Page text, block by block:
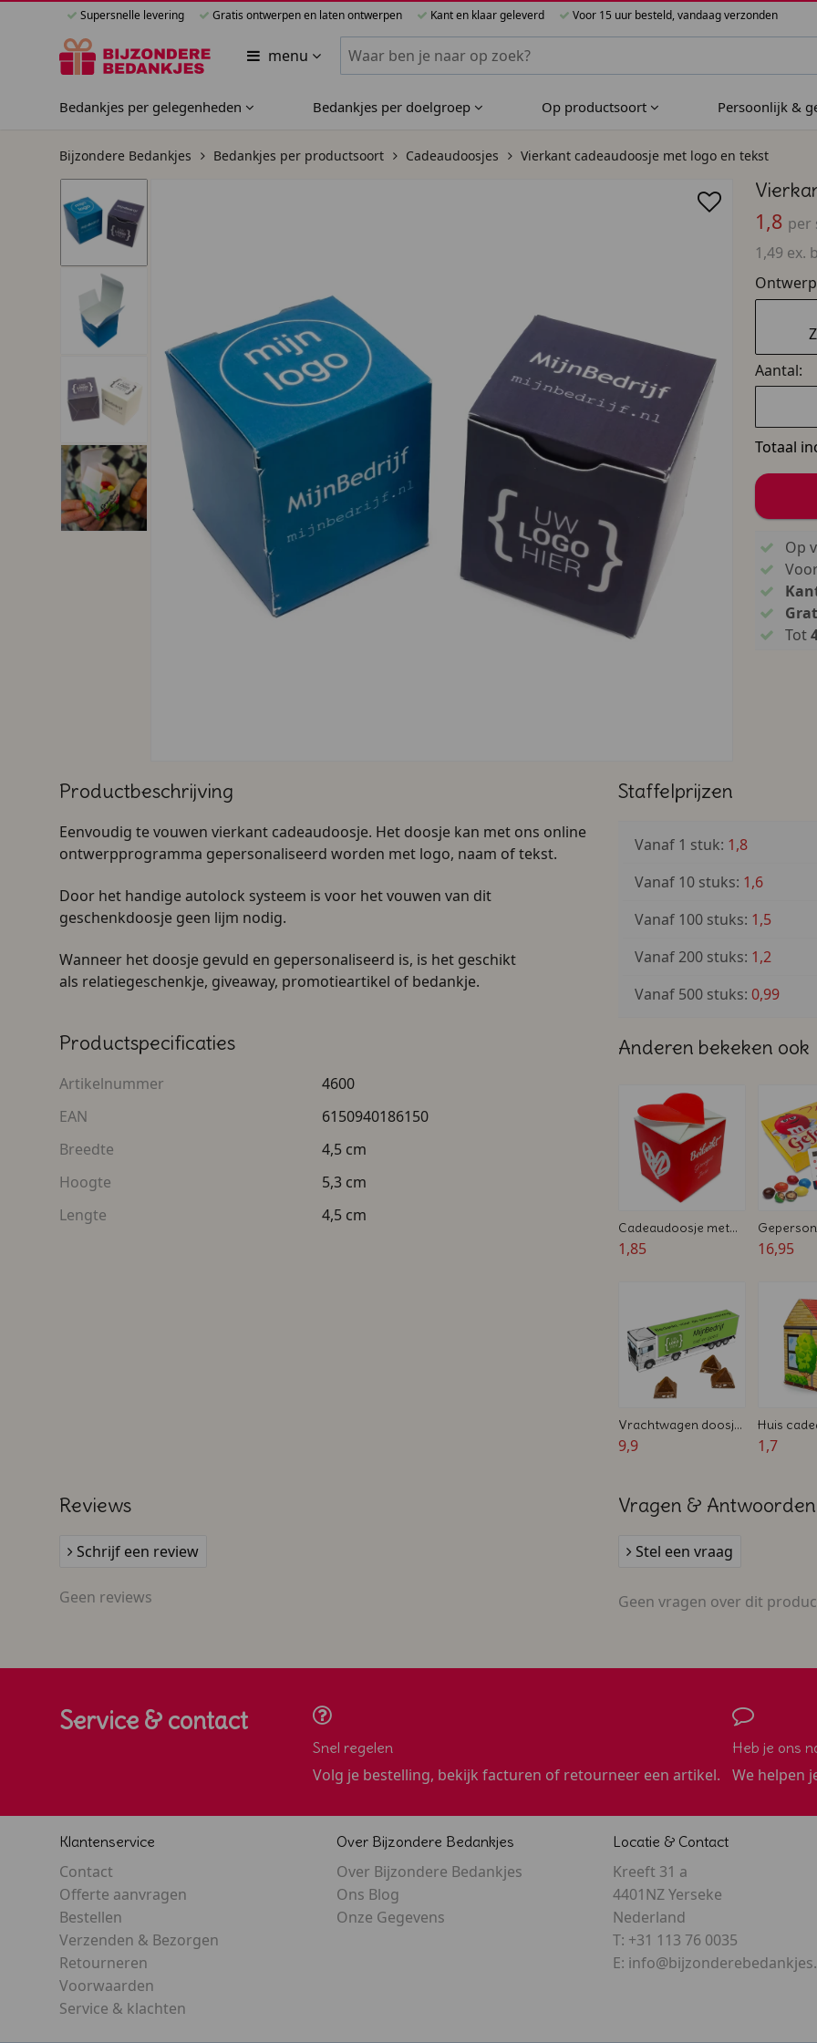
Supersnelle levering Gratis ontwerpen en laten ontwerpen Kant en klaar geleverd Voor 15 uur besteld, vandaag verzonden
menu Zoeken binnen Bijzondere Bedankjes
Bedankjes per gelegenheden Bedankjes per doelgroep Op productsoort Persoonlijk &
Bijzondere Bedankjes Bedankjes per productsoort Cadeaudoosjes Vierkant cadeaudoosje met logo en tekst
1,8 per
1,49 ex.
Aantal:
Totaal
Op
Tot
Productbeschrijving
Eenvoudig te vouwen vierkant cadeaudoosje. Het doosje kan met ons online
ontwerpprogramma gepersonaliseerd worden met logo, naam of tekst.
Door het handige autolock systeem is voor het vouwen van dit
geschenkdoosje geen lijm nodig.
Wanneer het doosje gevuld en gepersonaliseerd is, is het geschikt
als relatiegeschenkje, giveaway, promotieartikel of bedankje.
Productspecificaties
Artikelnummer
4600
EAN
6150940186150
Breedte
4,5 cm
Hoogte
5,3 cm
Lengte
4,5 cm
Staffelprijzen
Vanaf 1 stuk: 1,8
Vanaf 10 stuks: 1,6
Vanaf 100 stuks: 1,5
Vanaf 200 stuks: 1,2
Vanaf 500 stuks: 0,99
Anderen bekeken ook
Cadeaudoosje met
hartjes sluiting
1,85 16,95
Vrachtwagen doosje
met Toblerone -
9,9
Huis
Zelf te
1,7
Reviews
Schrijf een review
Geen reviews
Vragen & Antwoorden
Stel een vraag
Geen vragen over dit
Service & contact
Snel regelen
Volg je bestelling, bekijk facturen of retourneer een artikel.
Heb je ons
We helpen
Klantenservice
Contact
Offerte aanvragen
Bestellen
Verzenden & Bezorgen
Retourneren
Voorwaarden
Service & klachten
Over Bijzondere Bedankjes
Over Bijzondere Bedankjes
Ons Blog
Onze Gegevens
Locatie & Contact
Kreeft 31 a
4401NZ Yerseke
Nederland
T: +31 113 76 0035
E: